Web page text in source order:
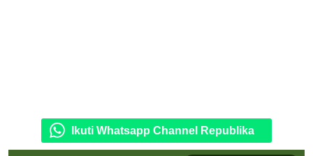
Ikuti Whatsapp Channel Republika